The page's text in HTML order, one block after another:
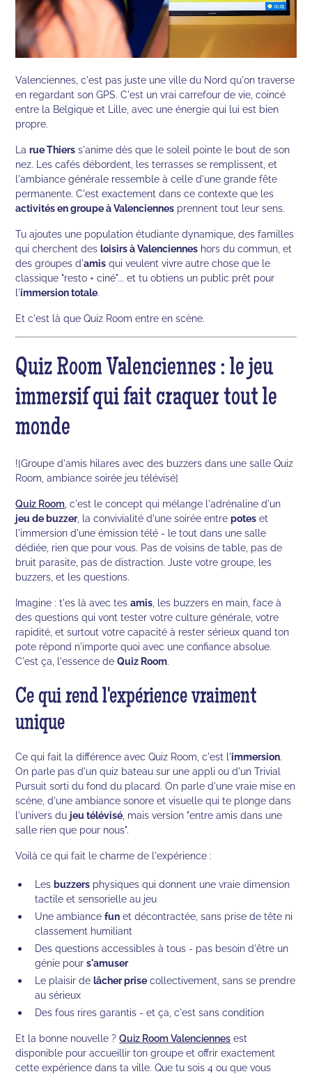
Valenciennes, c'est pas juste une ville du Nord qu'on traverse
en regardant son GPS. C'est un vrai carrefour de vie, coincé
entre la Belgique et Lille, avec une énergie qui lui est bien
propre.
Larue Thiers s'anime dès que le soleil pointe le bout de son
nez. Les cafés débordent, les terrasses se remplissent, et
l'ambiance générale ressemble à celle d'une grande fête
permanente. C'est exactement dans ce contexte que les
activités en groupe à Valenciennes prennent tout leur sens.
Tu ajoutes une population étudiante dynamique, des familles
qui cherchent desloisirs à Valenciennes hors du commun, et
des groupes d'amis qui veulent vivre autre chose que le
classique "resto + ciné"... et tu obtiens un public prêt pour
l'immersion totale.
Et c'est là que Quiz Room entre en scène.
Quiz Room Valenciennes : le jeu
immersif qui fait craquer tout le
monde
![Groupe d'amis hilares avec des buzzers dans une salle Quiz
Room, ambiance soirée jeu télévisé]
Quiz Room , c'est le concept qui mélange l'adrénaline d'un
jeu de buzzer, la convivialité d'une soirée entrepotes et
l'immersion d'une émission télé - le tout dans une salle
dédiée, rien que pour vous. Pas de voisins de table, pas de
bruit parasite, pas de distraction. Juste votre groupe, les
buzzers, et les questions.
Imagine : t'es là avec tesamis , les buzzers en main, face à
des questions qui vont tester votre culture générale, votre
rapidité, et surtout votre capacité à rester sérieux quand ton
pote répond n'importe quoi avec une confiance absolue.
C'est ça, l'essence deQuiz Room.
Ce qui rend l'expérience vraiment
unique
Ce qui fait la différence avec Quiz Room, c'est l'immersion.
On parle pas d'un quiz bateau sur une appli ou d'un Trivial
Pursuit sorti du fond du placard. On parle d'une vraie mise en
scène, d'une ambiance sonore et visuelle qui te plonge dans
l'univers du jeu télévisé , mais version "entre amis dans une
salle rien que pour nous".
Voilà ce qui fait le charme de l'expérience :
Lesbuzzers physiques qui donnent une vraie dimension
tactile et sensorielle au jeu
Une ambiancefun et décontractée, sans prise de tête ni
classement humiliant
Des questions accessibles à tous - pas besoin d'être un
génie pours'amuser
Le plaisir delâcher prise collectivement, sans se prendre
au sérieux
Des fous rires garantis - et ça, c'est sans condition
Et la bonne nouvelle ?Quiz Room Valenciennes est
disponible pour accueillir ton groupe et offrir exactement
cette expérience dans ta ville. Que tu sois 4 ou que vous